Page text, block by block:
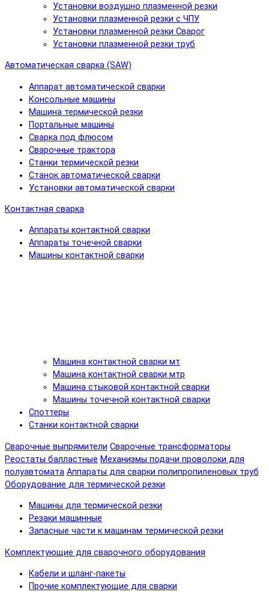
Установки воздушно плазменной резки
Установки плазменной резки с ЧПУ
Установки плазменной резки Сварог
Установки плазменной резки труб
Автоматическая сварка (SAW)
Аппарат автоматической сварки
Консольные машины
Машина термической резки
Портальные машины
Сварка под флюсом
Сварочные трактора
Станки термической резки
Станок автоматической сварки
Установки автоматической сварки
Контактная сварка
Аппараты контактной сварки
Аппараты точечной сварки
Машины контактной сварки
Машина контактной сварки мт
Машина контактной сварки мтр
Машина стыковой контактной сварки
Машины точечной контактной сварки
Споттеры
Станки контактной сварки
Сварочные выпрямители Сварочные трансформаторы
Реостаты балластные Механизмы подачи проволоки для
полуавтомата Аппараты для сварки полипропиленовых труб
Оборудование для термической резки
Машины для термической резки
Резаки машинные
Запасные части к машинам термической резки
Комплектующие для сварочного оборудования
Кабели и шланг-пакеты
Прочие комплектующие для сварки